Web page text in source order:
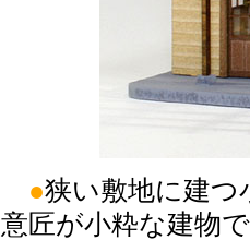
●狭い敷地に建つ
意匠が小粋な建物